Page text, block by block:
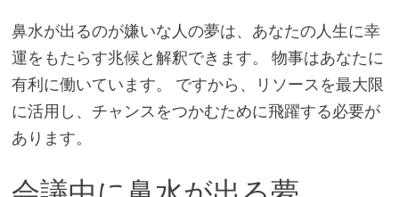
鼻水が出るのが嫌いな人の夢は、あなたの人生に幸
運をもたらす兆候と解釈できます。 物事はあなたに
有利に働いています。 ですから、リソースを最大限
に活用し、チャンスをつかむために飛躍する必要が
あります。